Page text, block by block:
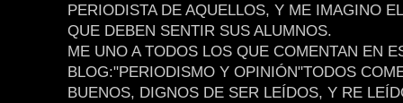
PERIODISTA DE AQUELLOS, Y ME IMAGINO
QUE DEBEN SENTIR SUS ALUMNOS.
ME UNO A TODOS LOS QUE COMENTAN EN
BLOG:"PERIODISMO Y OPINIÓN"TODOS
BUENOS, DIGNOS DE SER LEÍDOS, Y RE